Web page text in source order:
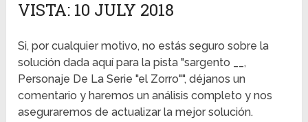
VISTA: 10 JULY 2018
Si, por cualquier motivo, no estás seguro sobre la
solución dada aquí para la pista "sargento __,
Personaje De La Serie "el Zorro"", déjanos un
comentario y haremos un análisis completo y nos
aseguraremos de actualizar la mejor solución.